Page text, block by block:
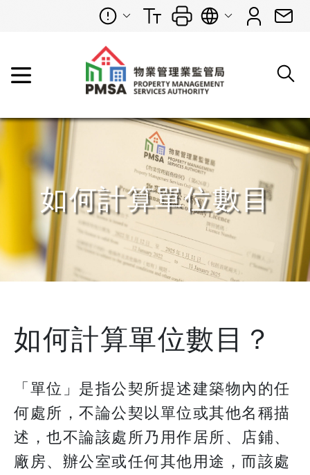
如何計算單位數目
如何計算單位數目？
「單位」是指公契所提述建築物內的任
何處所，不論公契以單位或其他名稱描
述，也不論該處所乃用作居所、店鋪、
廠房、辦公室或任何其他用途，而該處